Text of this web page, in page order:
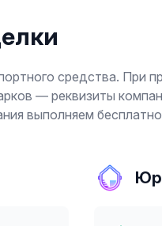
средства. При
— реквизиты
выполняем